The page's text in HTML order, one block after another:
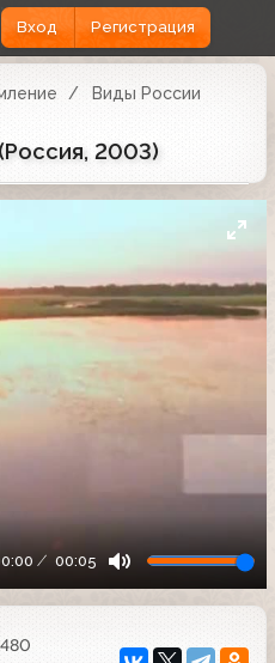
Вход Регистрация
Виды России
2003)
00:05